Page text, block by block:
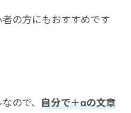
の方にもおすすめです
ので、 自分で＋αの文章